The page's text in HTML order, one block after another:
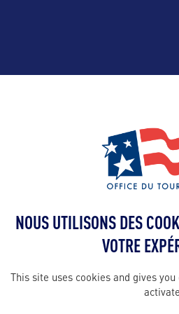
ALLEZ
France :
Tourism
NOUS UTILISONS DES
VOTRE
This site uses cookies and gives
activate